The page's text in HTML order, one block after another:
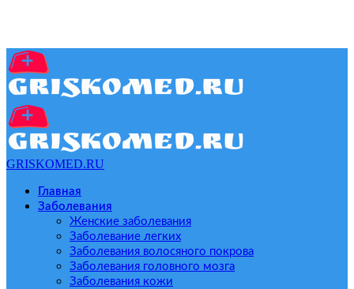
GRISKOMED.RU
Главная
Заболевания
Женские заболевания
Заболевание легких
Заболевания волосяного покрова
Заболевания головного мозга
Заболевания кожи